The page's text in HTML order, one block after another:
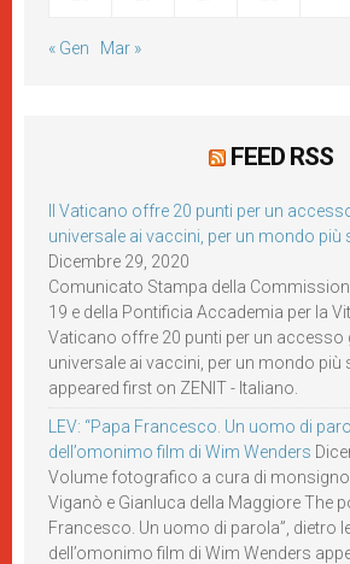
« Gen Mar »
FEED RSS
Il Vaticano offre 20 punti per un
universale ai vaccini, per un mondo più
Dicembre 29, 2020
Comunicato Stampa della
19 e della Pontificia Accademia per la
Vaticano offre 20 punti per un accesso
universale ai vaccini, per un mondo più
appeared first on ZENIT - Italiano.
LEV: “Papa Francesco. Un uomo di
dell’omonimo film di Wim Wenders
Volume fotografico a cura di
Viganò e Gianluca della Maggiore The
Francesco. Un uomo di parola”, dietro
dell’omonimo film di Wim Wenders